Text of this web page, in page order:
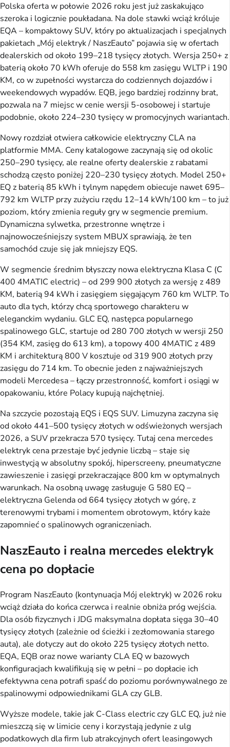
Polska oferta w połowie 2026 roku jest już zaskakująco
szeroka i logicznie poukładana. Na dole stawki wciąż króluje
EQA – kompaktowy SUV, który po aktualizacjach i specjalnych
pakietach „Mój elektryk / NaszEauto” pojawia się w ofertach
dealerskich od około 199–218 tysięcy złotych. Wersja 250+ z
baterią około 70 kWh oferuje do 558 km zasięgu WLTP i 190
KM, co w zupełności wystarcza do codziennych dojazdów i
weekendowych wypadów. EQB, jego bardziej rodzinny brat,
pozwala na 7 miejsc w cenie wersji 5-osobowej i startuje
podobnie, około 224–230 tysięcy w promocyjnych wariantach.
Nowy rozdział otwiera całkowicie elektryczny CLA na
platformie MMA. Ceny katalogowe zaczynają się od okolic
250–290 tysięcy, ale realne oferty dealerskie z rabatami
schodzą często poniżej 220–230 tysięcy złotych. Model 250+
EQ z baterią 85 kWh i tylnym napędem obiecuje nawet 695–
792 km WLTP przy zużyciu rzędu 12–14 kWh/100 km – to już
poziom, który zmienia reguły gry w segmencie premium.
Dynamiczna sylwetka, przestronne wnętrze i
najnowocześniejszy system MBUX sprawiają, że ten
samochód czuje się jak mniejszy EQS.
W segmencie średnim błyszczy nowa elektryczna Klasa C (C
400 4MATIC electric) – od 299 900 złotych za wersję z 489
KM, baterią 94 kWh i zasięgiem sięgającym 760 km WLTP. To
auto dla tych, którzy chcą sportowego charakteru w
eleganckim wydaniu. GLC EQ, następca popularnego
spalinowego GLC, startuje od 280 700 złotych w wersji 250
(354 KM, zasięg do 613 km), a topowy 400 4MATIC z 489
KM i architekturą 800 V kosztuje od 319 900 złotych przy
zasięgu do 714 km. To obecnie jeden z najważniejszych
modeli Mercedesa – łączy przestronność, komfort i osiągi w
opakowaniu, które Polacy kupują najchętniej.
Na szczycie pozostają EQS i EQS SUV. Limuzyna zaczyna się
od około 441–500 tysięcy złotych w odświeżonych wersjach
2026, a SUV przekracza 570 tysięcy. Tutaj cena mercedes
elektryk cena przestaje być jedynie liczbą – staje się
inwestycją w absolutny spokój, hiperscreeny, pneumatyczne
zawieszenie i zasięgi przekraczające 800 km w optymalnych
warunkach. Na osobną uwagę zasługuje G 580 EQ –
elektryczna Gelenda od 664 tysięcy złotych w górę, z
terenowymi trybami i momentem obrotowym, który każe
zapomnieć o spalinowych ograniczeniach.
NaszEauto i realna mercedes elektryk
cena po dopłacie
Program NaszEauto (kontynuacja Mój elektryk) w 2026 roku
wciąż działa do końca czerwca i realnie obniża próg wejścia.
Dla osób fizycznych i JDG maksymalna dopłata sięga 30–40
tysięcy złotych (zależnie od ścieżki i zezłomowania starego
auta), ale dotyczy aut do około 225 tysięcy złotych netto.
EQA, EQB oraz nowe warianty CLA EQ w bazowych
konfiguracjach kwalifikują się w pełni – po dopłacie ich
efektywna cena potrafi spaść do poziomu porównywalnego ze
spalinowymi odpowiednikami GLA czy GLB.
Wyższe modele, takie jak C-Class electric czy GLC EQ, już nie
mieszczą się w limicie ceny i korzystają jedynie z ulg
podatkowych dla firm lub atrakcyjnych ofert leasingowych